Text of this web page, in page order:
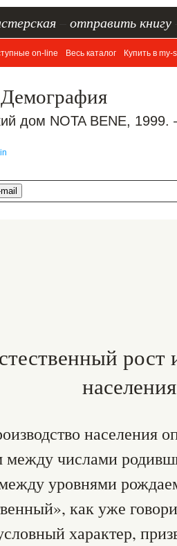
отправить книгу
on-line Весь каталог Купить в my-
дом NOTA BENE, 1999.
рост
населения
населения
между числами
уровнями
как уже
характер,